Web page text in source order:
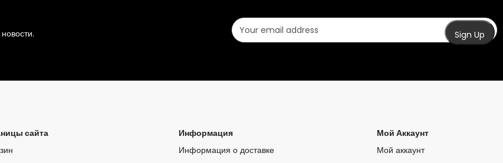
сайта Информация
Информация о доставке
Мой Аккаунт
Мой аккаунт